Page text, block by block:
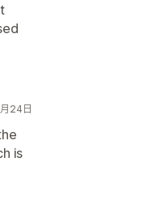
24日
is